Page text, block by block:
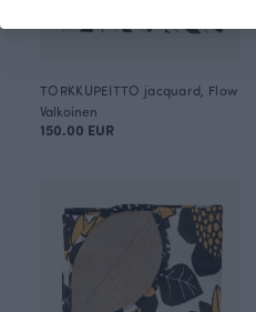
TORKKUPEITTO jacquard, Flow
Valkoinen
150.00 EUR